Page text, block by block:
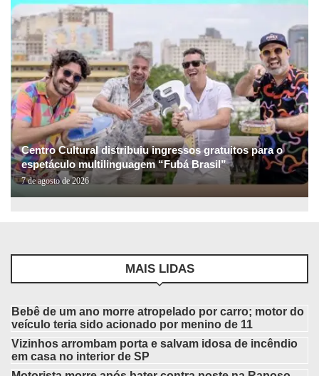
Centro Cultural distribuiu ingressos gratuitos para o
espetáculo multilinguagem “Fubá Brasil”
7 de agosto de 2026
MAIS LIDAS
Bebê de um ano morre atropelado por carro; motor do
veículo teria sido acionado por menino de 11
Vizinhos arrombam porta e salvam idosa de incêndio
em casa no interior de SP